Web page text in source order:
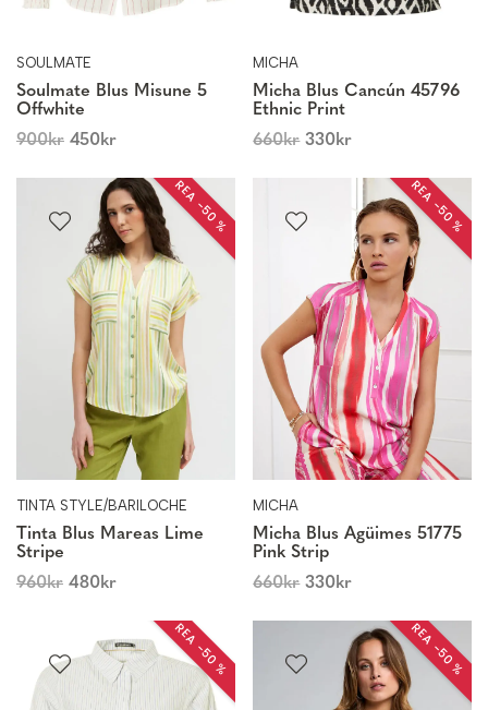
SOULMATE
Soulmate Blus Misune 5
Offwhite
900kr 450kr
MICHA
Micha Blus Cancún 45796
Ethnic Print
660kr 330kr
REA −50 %
TINTA STYLE/BARILOCHE
Tinta Blus Mareas Lime
Stripe
960kr 480kr
REA −50 %
MICHA
Micha Blus Agüimes 51775
Pink Strip
660kr 330kr
REA −50 % REA −50 %